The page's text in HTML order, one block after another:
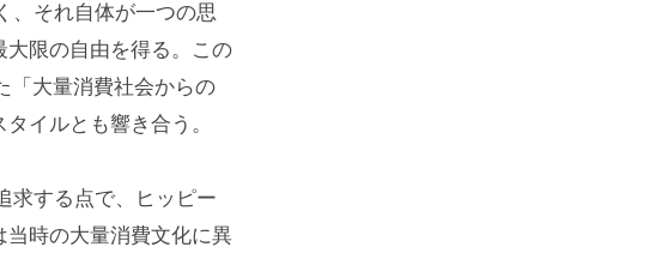
、それ自体が一つの思
限の自由を得る。この
「大量消費社会からの
イルとも響き合う。
求する点で、ヒッピー
時の大量消費文化に異